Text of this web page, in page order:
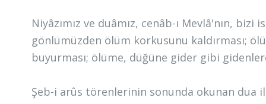
Niyâzımız ve duâmız, cenâb-ı Mevlâ'nın,
gönlümüzden ölüm korkusunu kaldırması;
buyurması; ölüme, düğüne gider gibi
Şeb-i arûs törenlerinin sonunda okunan dua